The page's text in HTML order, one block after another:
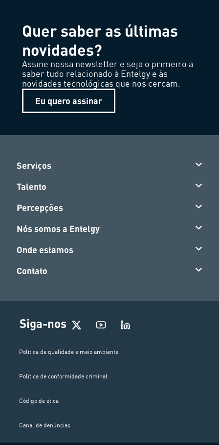
Quer saber as últimas
novidades?
Assine nossa newsletter e seja o primeiro a
saber tudo relacionado à Entelgy e às
novidades tecnológicas que nos cercam.
Eu quero assinar
Serviços
Talento
Percepções
Nós somos a Entelgy
Onde estamos
Contato
Siga-nos
Política de qualidade e meio ambiente
Política de conformidade criminal
Código de ética
Canal de denúncias